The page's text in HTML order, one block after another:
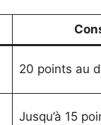
20 points au
Jusqu’à 15